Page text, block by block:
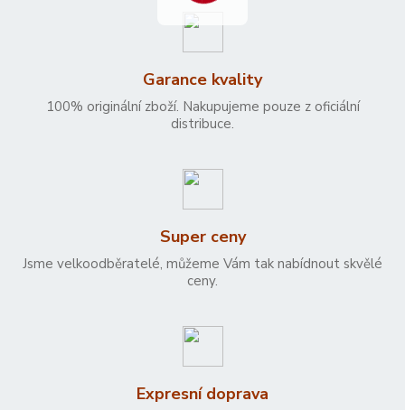
Garance kvality
100% originální zboží. Nakupujeme pouze z oficiální
distribuce.
Super ceny
Jsme velkoodběratelé, můžeme Vám tak nabídnout skvělé
ceny.
Expresní doprava